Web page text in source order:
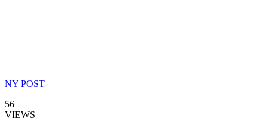
NY POST
56
VIEWS